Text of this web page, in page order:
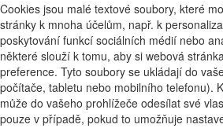
Cookies jsou malé textové soubory, které
stránky k mnoha účelům, např. k
poskytování funkcí sociálních médií nebo
některé slouží k tomu, aby si webová
preference. Tyto soubory se ukládají do
počítače, tabletu nebo mobilního telefonu).
může do vašeho prohlížeče odesílat své
pouze v případě, pokud to umožňuje